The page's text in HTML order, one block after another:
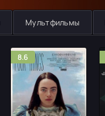
Мультфильмы
8.6